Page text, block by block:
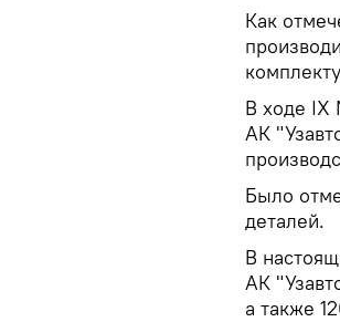
Как
В ходе IX
АК
Было
деталей.
В
АК
а также